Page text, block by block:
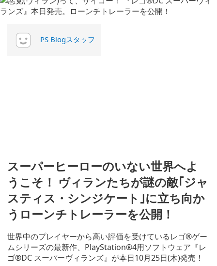
PS Blogスタッフ
スーパーヒーローのいない世界へよ
うこそ！ ヴィランたちが謎の敵｢ジャ
スティス・シンジケート｣に立ち向か
うローンチトレーラーを公開！
世界中のプレイヤーから高い評価を受けているレゴ®ゲー
ムシリーズの最新作、PlayStation®4用ソフトウェア『レ
ゴ®DC スーパーヴィランズ』が本日10月25日(木)発売！